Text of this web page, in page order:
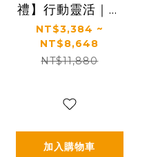
禮】行動靈活｜關
鍵行動＋健康好眠
＋益生菌｜【太陽
星】全效克菲爾益
菌(多規格)
NT$3,384 ~
NT$8,648
NT$11,880
加入購物車